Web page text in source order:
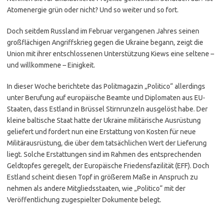
Atomenergie grün oder nicht? Und so weiter und so fort.
Doch seitdem Russland im Februar vergangenen Jahres seinen
großflächigen Angriffskrieg gegen die Ukraine begann, zeigt die
Union mit ihrer entschlossenen Unterstützung Kiews eine seltene –
und willkommene – Einigkeit.
In dieser Woche berichtete das Politmagazin „Politico“ allerdings
unter Berufung auf europäische Beamte und Diplomaten aus EU-
Staaten, dass Estland in Brüssel Stirnrunzeln ausgelöst habe. Der
kleine baltische Staat hatte der Ukraine militärische Ausrüstung
geliefert und fordert nun eine Erstattung von Kosten für neue
Militärausrüstung, die über dem tatsächlichen Wert der Lieferung
liegt. Solche Erstattungen sind im Rahmen des entsprechenden
Geldtopfes geregelt, der Europäische Friedensfazilität (EFF). Doch
Estland scheint diesen Topf in größerem Maße in Anspruch zu
nehmen als andere Mitgliedsstaaten, wie „Politico“ mit der
Veröffentlichung zugespielter Dokumente belegt.